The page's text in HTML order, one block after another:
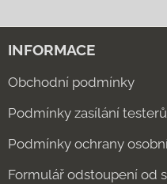
INFORMACE
Obchodní podmínky
Podmínky zasílání testerů
Podmínky ochrany
Formulář odstoupení od